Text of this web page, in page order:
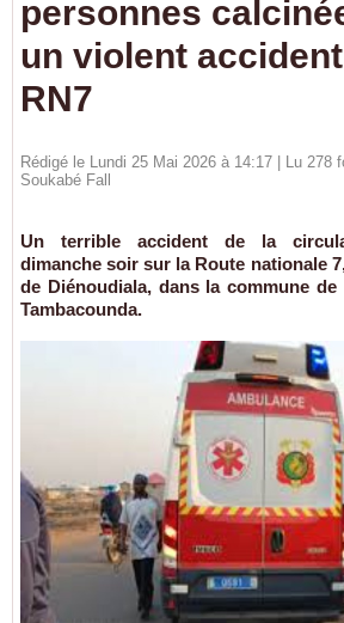
personnes
un violent
RN7
Rédigé le Lundi 25 Mai 2026 à 14:17 | Lu 278
Soukabé Fall
Un terrible accident de la
dimanche soir sur la Route nationale
de Diénoudiala, dans la commune
Tambacounda.